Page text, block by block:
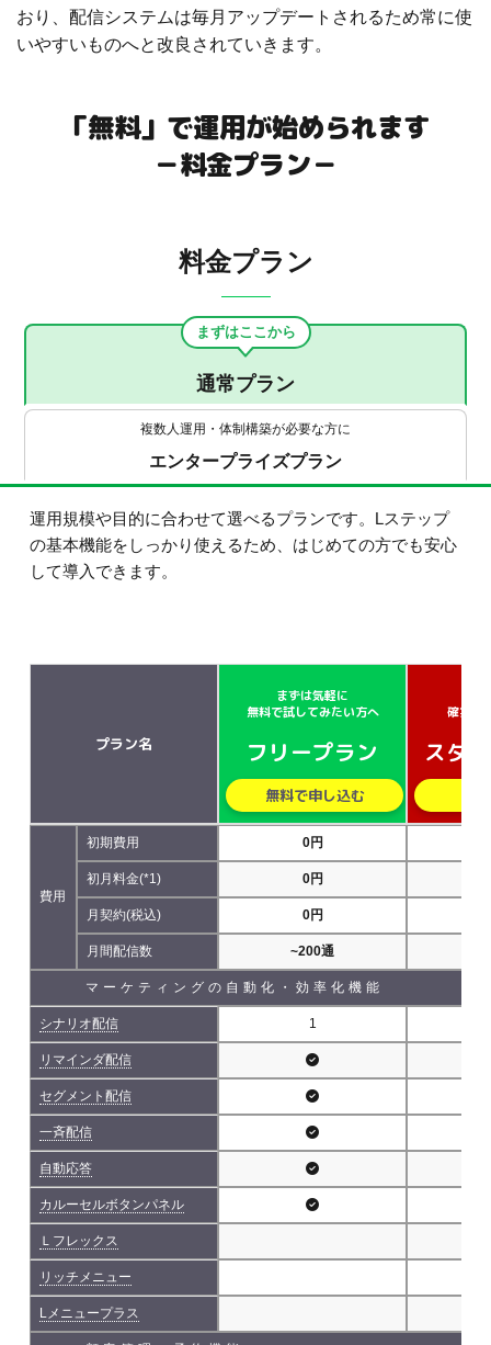
おり、配信システムは毎月アップデートされるため常に使
いやすいものへと改良されていきます。
「無料」で運用が始められます
－料金プラン－
料金プラン
まずはここから
通常プラン
複数人運用・体制構築が必要な方に
エンタープライズプラン
運用規模や目的に合わせて選べるプランです。Lステップ
の基本機能をしっかり使えるため、はじめての方でも安心
して導入できます。
プラン名
まずは気軽に
無料で試してみたい方へ
フリープラン
無料で申し込む
確実に
スタ
費用
初期費用 0円
初月料金(*1) 0円
月契約(税込) 0円
月間配信数 ~200通
マーケティングの自動化・効率化機能
シナリオ配信 1
リマインダ配信
セグメント配信
一斉配信
自動応答
カルーセルボタンパネル
Ｌフレックス
リッチメニュー
Lメニュープラス